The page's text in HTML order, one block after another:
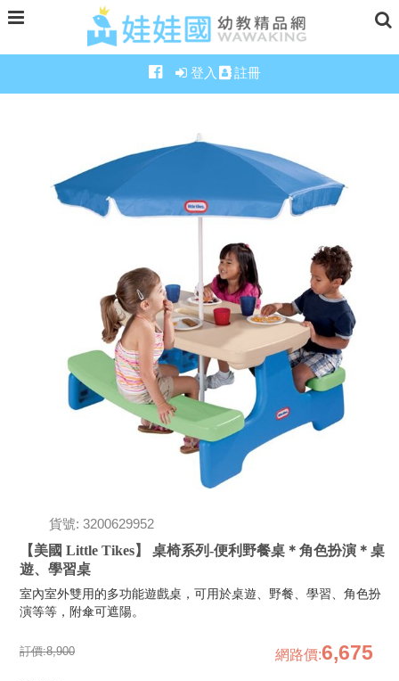
登入 註冊
貨號: 3200629952
【美國 Little Tikes】 桌椅系列-便利野餐桌＊角色扮演＊桌
遊、學習桌
室內室外雙用的多功能遊戲桌，可用於桌遊、野餐、學習、角色扮
演等等，附傘可遮陽。
訂價:8,900 網路價:6,675